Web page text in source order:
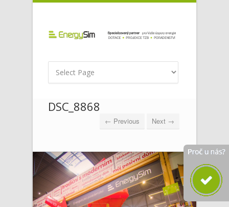
DSC_8868
← Previous Next →